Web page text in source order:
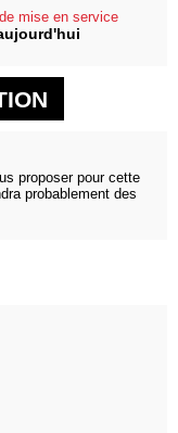
mise en service
proposer pour cette
probablement des